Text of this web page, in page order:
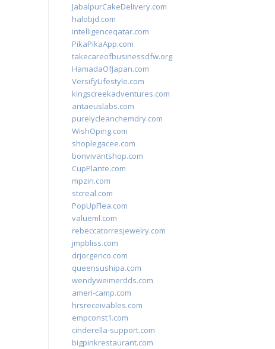
JabalpurCakeDelivery.com
halobjd.com
intelligenceqatar.com
PikaPikaApp.com
takecareofbusinessdfw.org
HamadaOfJapan.com
VersifyLifestyle.com
kingscreekadventures.com
antaeuslabs.com
purelycleanchemdry.com
WishOping.com
shoplegacee.com
bonvivantshop.com
CupPlante.com
mpzin.com
stcreal.com
PopUpFlea.com
valueml.com
rebeccatorresjewelry.com
jmpbliss.com
drjorgerico.com
queensushipa.com
wendyweimerdds.com
ameri-camp.com
hrsreceivables.com
empconst1.com
cinderella-support.com
bigpinkrestaurant.com